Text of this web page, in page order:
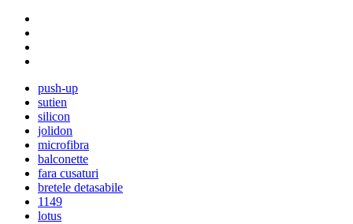
push-up
sutien
silicon
jolidon
microfibra
balconette
fara cusaturi
bretele detasabile
1149
lotus